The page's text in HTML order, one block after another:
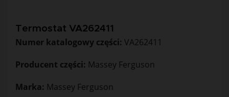
Termostat VA262411
Numer katalogowy części: VA262411
Producent części: Massey Ferguson
Marka: Massey Ferguson